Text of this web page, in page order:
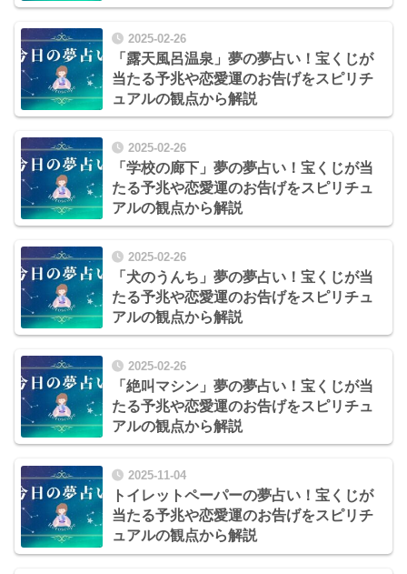
2025-02-26
「露天風呂温泉」夢の夢占い！宝くじが
当たる予兆や恋愛運のお告げをスピリチ
ュアルの観点から解説
2025-02-26
「学校の廊下」夢の夢占い！宝くじが当
たる予兆や恋愛運のお告げをスピリチュ
アルの観点から解説
2025-02-26
「犬のうんち」夢の夢占い！宝くじが当
たる予兆や恋愛運のお告げをスピリチュ
アルの観点から解説
2025-02-26
「絶叫マシン」夢の夢占い！宝くじが当
たる予兆や恋愛運のお告げをスピリチュ
アルの観点から解説
2025-11-04
トイレットペーパーの夢占い！宝くじが
当たる予兆や恋愛運のお告げをスピリチ
ュアルの観点から解説